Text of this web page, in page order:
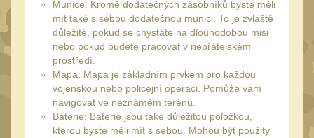
Na vzduchovku
Na kuše
Velký oční reliéf
Na dlouhé
vzdálenosti13
Multi-range32
Munice: Kromě dodatečných zásobníků byste měli
mít také s sebou dodatečnou munici. To je zvláště
důležité, pokud se chystáte na dlouhodobou misi
nebo pokud budete pracovat v nepřátelském
prostředí.
Mapa: Mapa je základním prvkem pro každou
vojenskou nebo policejní operaci. Pomůže vám
navigovat ve neznámém terénu.
Baterie: Baterie jsou také důležitou položkou,
kterou byste měli mít s sebou. Mohou být použity